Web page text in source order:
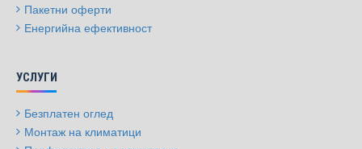
Пакетни оферти
Енергийна ефективност
УСЛУГИ
Безплатен оглед
Монтаж на климатици